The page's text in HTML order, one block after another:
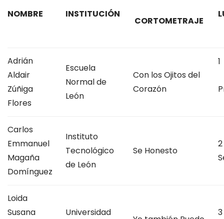
NOMBRE INSTITUCIÓN
CORTOMETRAJE
Adrián
Aldair
Zúñiga
Flores
Escuela
Normal de
León
Con los Ojitos del
Corazón
1
Carlos
Emmanuel
Magaña
Domínguez
Instituto
Tecnológico
de León
Se Honesto
2
Loida
Susana
Universidad
3